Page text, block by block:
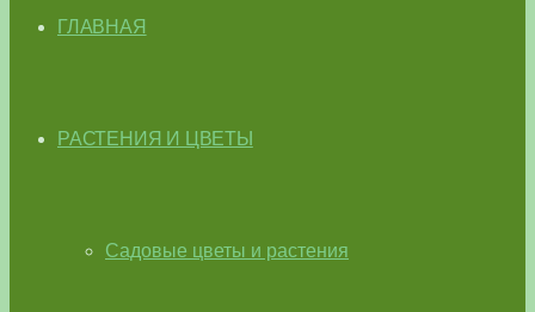
ГЛАВНАЯ
РАСТЕНИЯ И ЦВЕТЫ
Садовые цветы и растения